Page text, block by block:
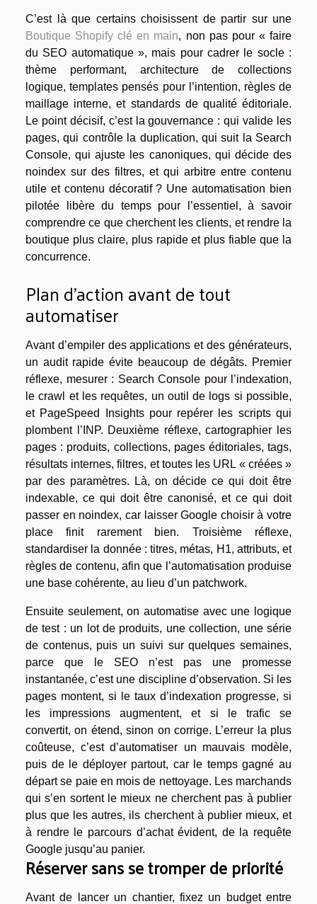
C’est là que certains choisissent de partir sur une
Boutique Shopify clé en main, non pas pour « faire
du SEO automatique », mais pour cadrer le socle :
thème performant, architecture de collections
logique, templates pensés pour l’intention, règles de
maillage interne, et standards de qualité éditoriale.
Le point décisif, c’est la gouvernance : qui valide les
pages, qui contrôle la duplication, qui suit la Search
Console, qui ajuste les canoniques, qui décide des
noindex sur des filtres, et qui arbitre entre contenu
utile et contenu décoratif ? Une automatisation bien
pilotée libère du temps pour l’essentiel, à savoir
comprendre ce que cherchent les clients, et rendre la
boutique plus claire, plus rapide et plus fiable que la
concurrence.
Plan d’action avant de tout
automatiser
Avant d’empiler des applications et des générateurs,
un audit rapide évite beaucoup de dégâts. Premier
réflexe, mesurer : Search Console pour l’indexation,
le crawl et les requêtes, un outil de logs si possible,
et PageSpeed Insights pour repérer les scripts qui
plombent l’INP. Deuxième réflexe, cartographier les
pages : produits, collections, pages éditoriales, tags,
résultats internes, filtres, et toutes les URL « créées »
par des paramètres. Là, on décide ce qui doit être
indexable, ce qui doit être canonisé, et ce qui doit
passer en noindex, car laisser Google choisir à votre
place finit rarement bien. Troisième réflexe,
standardiser la donnée : titres, métas, H1, attributs, et
règles de contenu, afin que l’automatisation produise
une base cohérente, au lieu d’un patchwork.
Ensuite seulement, on automatise avec une logique
de test : un lot de produits, une collection, une série
de contenus, puis un suivi sur quelques semaines,
parce que le SEO n’est pas une promesse
instantanée, c’est une discipline d’observation. Si les
pages montent, si le taux d’indexation progresse, si
les impressions augmentent, et si le trafic se
convertit, on étend, sinon on corrige. L’erreur la plus
coûteuse, c’est d’automatiser un mauvais modèle,
puis de le déployer partout, car le temps gagné au
départ se paie en mois de nettoyage. Les marchands
qui s’en sortent le mieux ne cherchent pas à publier
plus que les autres, ils cherchent à publier mieux, et
à rendre le parcours d’achat évident, de la requête
Google jusqu’au panier.
Réserver sans se tromper de priorité
Avant de lancer un chantier, fixez un budget entre